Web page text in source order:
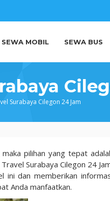
SEWA MOBIL SEWA BUS
Surabaya Cilegon 24 Jam
pilihan yang tepat
Surabaya Cilegon 24
ini dan memberikan
Anda manfaatkan.